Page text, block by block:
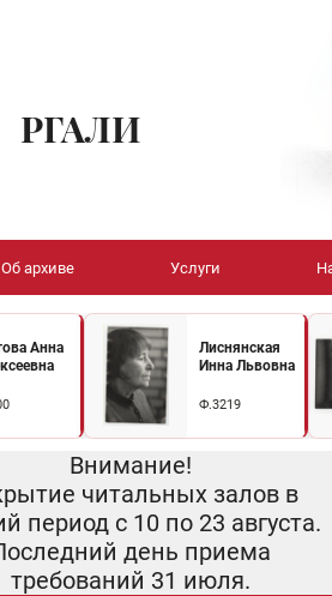
РГАЛИ
Об архиве Услуги
Анна
Лиснянская
Инна Львовна
Ф.3219
Внимание!
читальных залов в
период с 10 по 23 августа.
день приема
требований 31 июля.